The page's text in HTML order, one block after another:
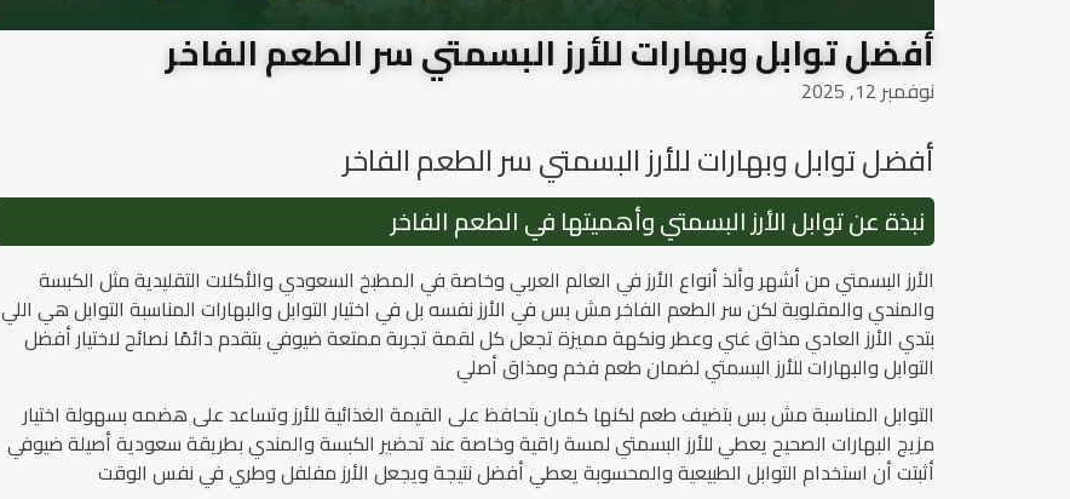
أفضل توابل وبهارات للأرز البسمتي سر الطعم الفاخر
نوفمبر 12, 2025
أفضل توابل وبهارات للأرز البسمتي سر الطعم الفاخر
نبذة عن توابل الأرز البسمتي وأهميتها في الطعم الفاخر
الأرز البسمتي من أشهر وألذ أنواع الأرز في العالم العربي وخاصة في المطبخ السعودي والأكلات التقليدية مثل الكبسة
والمندي والمقلوبة لكن سر الطعم الفاخر مش بس في الأرز نفسه بل في اختيار التوابل والبهارات المناسبة التوابل هي اللي
بتدي الأرز العادي مذاق غني وعطر ونكهة مميزة تجعل كل لقمة تجربة ممتعة ضيوفي بتقدم دائمًا نصائح لاختيار أفضل
التوابل والبهارات للأرز البسمتي لضمان طعم فخم ومذاق أصلي
التوابل المناسبة مش بس بتضيف طعم لكنها كمان بتحافظ على القيمة الغذائية للأرز وتساعد على هضمه بسهولة اختيار
مزيج البهارات الصحيح يعطي للأرز البسمتي لمسة راقية وخاصة عند تحضير الكبسة والمندي بطريقة سعودية أصيلة ضيوفي
أثبتت أن استخدام التوابل الطبيعية والمحسوبة يعطي أفضل نتيجة ويجعل الأرز مفلفل وطري في نفس الوقت